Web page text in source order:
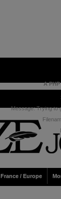
A
Message: Trying to
France / Europe